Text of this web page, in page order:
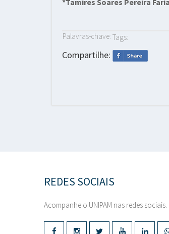
*Tamires Soares Pereira Faria
Palavras-chave: Tags:
Compartilhe:
REDES SOCIAIS
Acompanhe o UNIPAM nas redes sociais.